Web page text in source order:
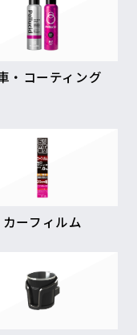
・コーティング
カーフィルム